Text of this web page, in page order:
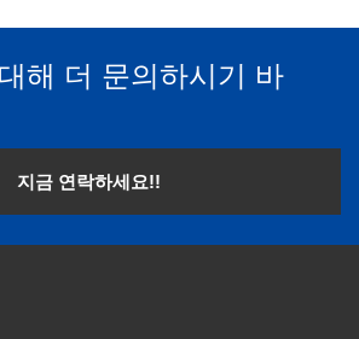
해 더 문의하시기 바
지금 연락하세요!!